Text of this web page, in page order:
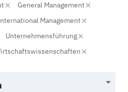
General Management
Management
Unternehmensführung